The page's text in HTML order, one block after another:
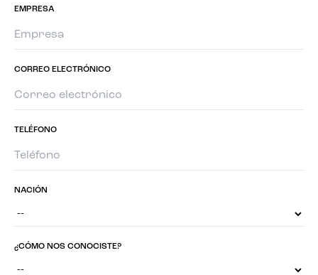
EMPRESA
CORREO ELECTRÓNICO
TELÉFONO
NACIÓN
¿CÓMO NOS CONOCISTE?